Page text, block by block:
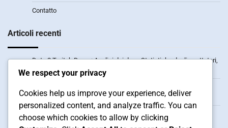
Contatto
Articoli recenti
Dota 2 Twitch Drops: Analisi dei drop, Statistiche degli spettatori,
Impatto dell’evento
Preferenze dei giocatori, Analisi di mercato
Dota 2 Twitch Drops: Risoluzione dei problemi per le richieste,
Problemi comuni, Risorse di supporto
We respect your privacy
Cookies help us improve your experience, deliver
personalized content, and analyze traffic. You can
choose which cookies to allow by clicking